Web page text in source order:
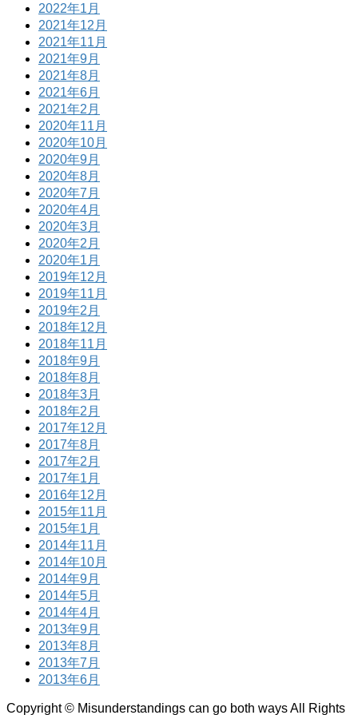
2022年1月
2021年12月
2021年11月
2021年9月
2021年8月
2021年6月
2021年2月
2020年11月
2020年10月
2020年9月
2020年8月
2020年7月
2020年4月
2020年3月
2020年2月
2020年1月
2019年12月
2019年11月
2019年2月
2018年12月
2018年11月
2018年9月
2018年8月
2018年3月
2018年2月
2017年12月
2017年8月
2017年2月
2017年1月
2016年12月
2015年11月
2015年1月
2014年11月
2014年10月
2014年9月
2014年5月
2014年4月
2013年9月
2013年8月
2013年7月
2013年6月
Copyright © Misunderstandings can go both ways All Rights